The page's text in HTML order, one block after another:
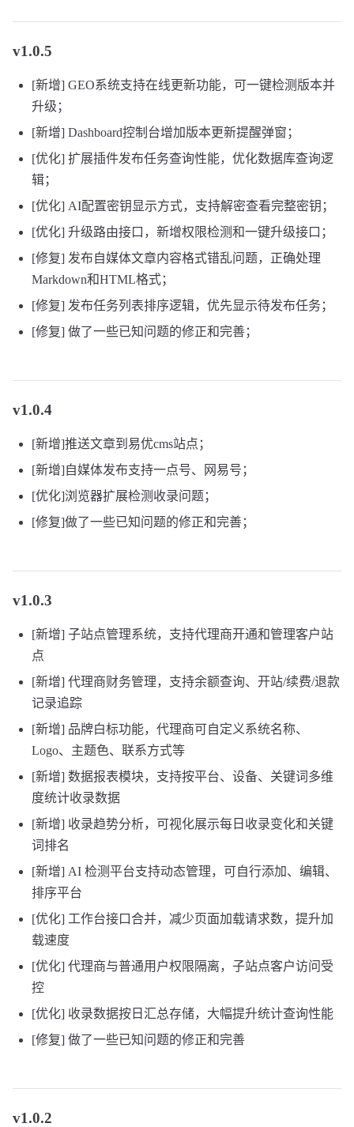
v1.0.5
[新增] GEO系统支持在线更新功能，可一键检测版本并
升级；
[新增] Dashboard控制台增加版本更新提醒弹窗；
[优化] 扩展插件发布任务查询性能，优化数据库查询逻
辑；
[优化] AI配置密钥显示方式，支持解密查看完整密钥；
[优化] 升级路由接口，新增权限检测和一键升级接口；
[修复] 发布自媒体文章内容格式错乱问题，正确处理
Markdown和HTML格式；
[修复] 发布任务列表排序逻辑，优先显示待发布任务；
[修复] 做了一些已知问题的修正和完善；
v1.0.4
[新增]推送文章到易优cms站点；
[新增]自媒体发布支持一点号、网易号；
[优化]浏览器扩展检测收录问题；
[修复]做了一些已知问题的修正和完善；
v1.0.3
[新增] 子站点管理系统，支持代理商开通和管理客户站
点
[新增] 代理商财务管理，支持余额查询、开站/续费/退款
记录追踪
[新增] 品牌白标功能，代理商可自定义系统名称、
Logo、主题色、联系方式等
[新增] 数据报表模块，支持按平台、设备、关键词多维
度统计收录数据
[新增] 收录趋势分析，可视化展示每日收录变化和关键
词排名
[新增] AI 检测平台支持动态管理，可自行添加、编辑、
排序平台
[优化] 工作台接口合并，减少页面加载请求数，提升加
载速度
[优化] 代理商与普通用户权限隔离，子站点客户访问受
控
[优化] 收录数据按日汇总存储，大幅提升统计查询性能
[修复] 做了一些已知问题的修正和完善
v1.0.2